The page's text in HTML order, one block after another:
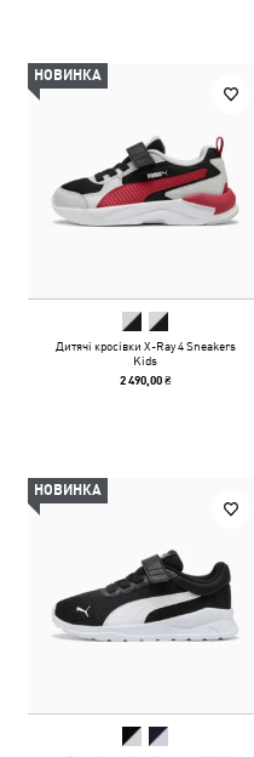
НОВИНКА
Дитячі кросівки X-Ray 4 Sneakers
Kids
2 490,00 ₴
НОВИНКА